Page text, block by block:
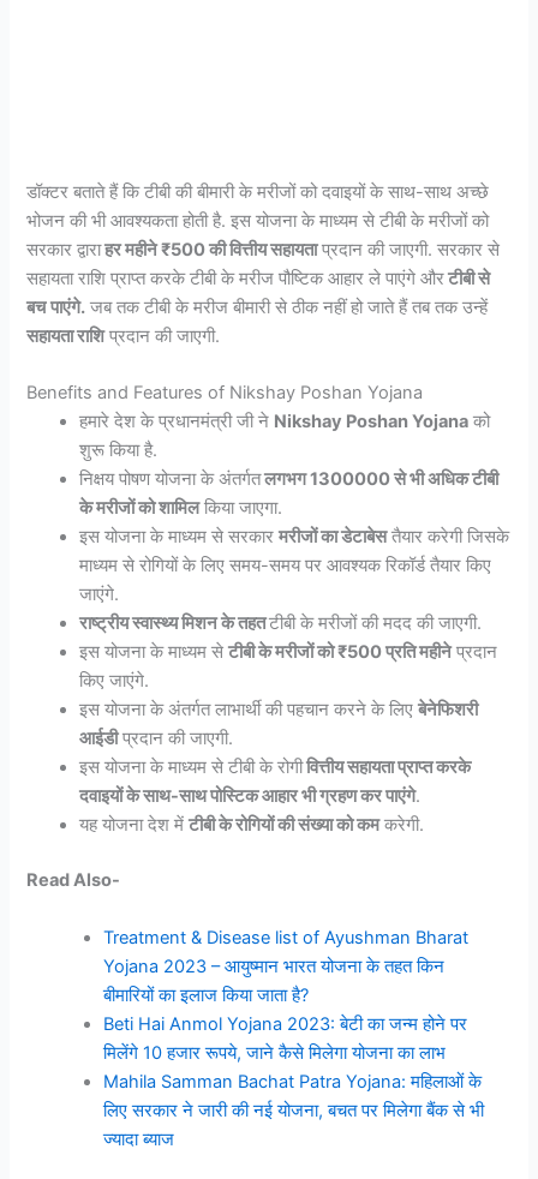
डॉक्टर बताते हैं कि टीबी की बीमारी के मरीजों को दवाइयों के साथ-साथ अच्छे
भोजन की भी आवश्यकता होती है. इस योजना के माध्यम से टीबी के मरीजों को
सरकार द्वाराहर महीने ₹500 की वित्तीय सहायताप्रदान की जाएगी. सरकार से
सहायता राशि प्राप्त करके टीबी के मरीज पौष्टिक आहार ले पाएंगे औरटीबी से
बच पाएंगे. जब तक टीबी के मरीज बीमारी से ठीक नहीं हो जाते हैं तब तक उन्हें
सहायता राशिप्रदान की जाएगी.
Benefits and Features of Nikshay Poshan Yojana
हमारे देश के प्रधानमंत्री जी ने Nikshay Poshan Yojana को
शुरू किया है.
निक्षय पोषण योजना के अंतर्गतलगभग 1300000 से भी अधिक टीबी
के मरीजों को शामिलकिया जाएगा.
इस योजना के माध्यम से सरकारमरीजों का डेटाबेसतैयार करेगी जिसके
माध्यम से रोगियों के लिए समय-समय पर आवश्यक रिकॉर्ड तैयार किए
जाएंगे.
राष्ट्रीय स्वास्थ्य मिशन के तहतटीबी के मरीजों की मदद की जाएगी.
इस योजना के माध्यम सेटीबी के मरीजों को ₹500 प्रति महीनेप्रदान
किए जाएंगे.
इस योजना के अंतर्गत लाभार्थी की पहचान करने के लिएबेनेफिशरी
आईडीप्रदान की जाएगी.
इस योजना के माध्यम से टीबी के रोगीवित्तीय सहायता प्राप्त करके
दवाइयों के साथ-साथ पोस्टिक आहार भी ग्रहण कर पाएंगे.
यह योजना देश मेंटीबी के रोगियों की संख्या को कमकरेगी.
Read Also-
Treatment & Disease list of Ayushman Bharat
Yojana 2023 – आयुष्मान भारत योजना के तहत किन
बीमारियों का इलाज किया जाता है?
Beti Hai Anmol Yojana 2023: बेटी का जन्म होने पर
मिलेंगे 10 हजार रूपये, जाने कैसे मिलेगा योजना का लाभ
Mahila Samman Bachat Patra Yojana: महिलाओं के
लिए सरकार ने जारी की नई योजना, बचत पर मिलेगा बैंक से भी
ज्यादा ब्याज